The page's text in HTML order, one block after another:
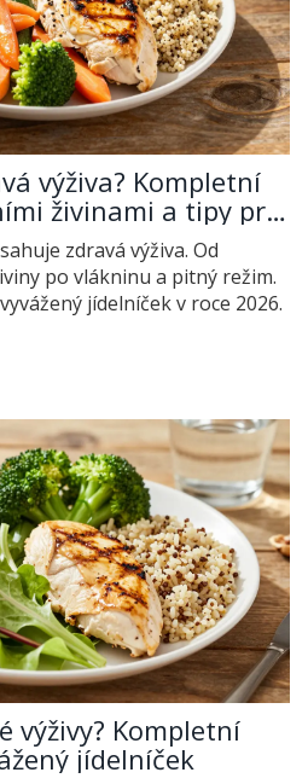
výživa? Kompletní
živinami a tipy pro
zdravá výživa. Od
po vlákninu a pitný režim.
jídelníček v roce 2026.
výživy? Kompletní
jídelníček